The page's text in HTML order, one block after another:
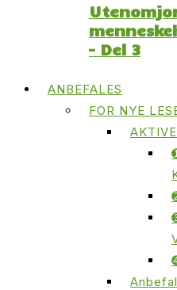
– Del 3
ANBEFALES
FOR NYE